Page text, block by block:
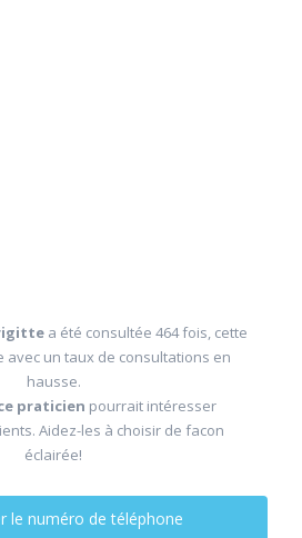
a été consultée 464 fois, cette
avec un taux de consultations en
hausse.
praticien pourrait intéresser
Aidez-les à choisir de facon
éclairée!
Afficher le numéro de téléphone